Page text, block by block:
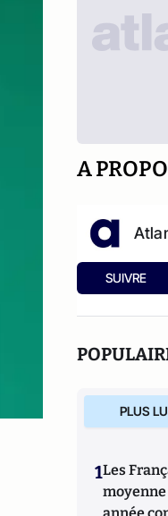
A
SUIVRE
PLUS
1Les